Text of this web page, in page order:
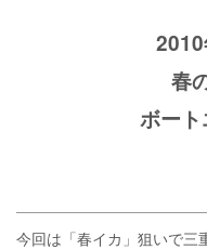
春
ボー
今回は「春イカ」狙いで三